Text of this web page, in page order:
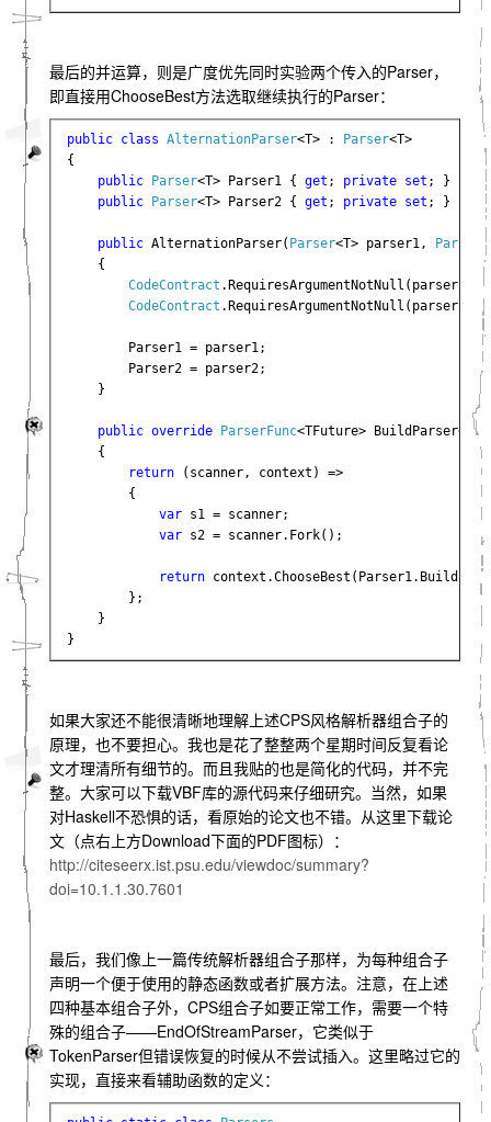
最后的并运算，则是广度优先同时实验两个传入的Parser，
即直接用ChooseBest方法选取继续执行的Parser：
public class AlternationParser<T> : Parser<T>
{
public
Parser<T> Parser1 { get ; private set ; }
public
Parser<T> Parser2 { get ; private set ; }
public AlternationParser( Parser<T> parser1, Parser
    {
CodeContract .RequiresArgumentNotNull(parser1,
CodeContract .RequiresArgumentNotNull(parser2,
        Parser1 = parser1;
        Parser2 = parser2;
    }
public override ParserFunc<TFuture>
    {
return
(scanner, context) =>
        {
var s1 = scanner;
var s2 = scanner.Fork();
return
        };
    }
}
如果大家还不能很清晰地理解上述CPS风格解析器组合子的
原理，也不要担心。我也是花了整整两个星期时间反复看论
文才理清所有细节的。而且我贴的也是简化的代码，并不完
整。大家可以下载VBF库的源代码来仔细研究。当然，如果
对Haskell不恐惧的话，看原始的论文也不错。从这里下载论
文（点右上方Download下面的PDF图标）：
http://citeseerx.ist.psu.edu/viewdoc/summary?
doi=10.1.1.30.7601
最后，我们像上一篇传统解析器组合子那样，为每种组合子
声明一个便于使用的静态函数或者扩展方法。注意，在上述
四种基本组合子外，CPS组合子如要正常工作，需要一个特
殊的组合子——EndOfStreamParser，它类似于
TokenParser但错误恢复的时候从不尝试插入。这里略过它的
实现，直接来看辅助函数的定义：